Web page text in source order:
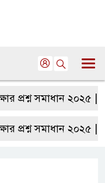
প্রশ্ন সমাধান ২০২৫ |
প্রশ্ন সমাধান ২০২৫ |